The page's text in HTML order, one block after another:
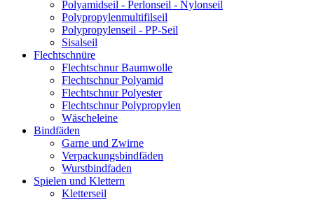
Polyamidseil - Perlonseil - Nylonseil
Polypropylenmultifilseil
Polypropylenseil - PP-Seil
Sisalseil
Flechtschnüre
Flechtschnur Baumwolle
Flechtschnur Polyamid
Flechtschnur Polyester
Flechtschnur Polypropylen
Wäscheleine
Bindfäden
Garne und Zwirne
Verpackungsbindfäden
Wurstbindfaden
Spielen und Klettern
Kletterseil